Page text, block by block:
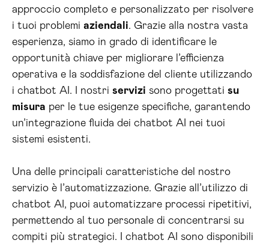
approccio completo e personalizzato per risolvere
i tuoi problemi aziendali. Grazie alla nostra vasta
esperienza, siamo in grado di identificare le
opportunità chiave per migliorare l’efficienza
operativa e la soddisfazione del cliente utilizzando
i chatbot AI. I nostri servizi sono progettati su
misura per le tue esigenze specifiche, garantendo
un’integrazione fluida dei chatbot AI nei tuoi
sistemi esistenti.
Una delle principali caratteristiche del nostro
servizio è l’automatizzazione. Grazie all’utilizzo di
chatbot AI, puoi automatizzare processi ripetitivi,
permettendo al tuo personale di concentrarsi su
compiti più strategici. I chatbot AI sono disponibili